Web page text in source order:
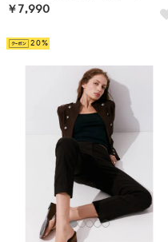
￥7,990
20